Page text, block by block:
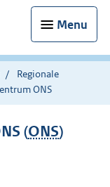
Menu
Regionale
ONS
(ONS)